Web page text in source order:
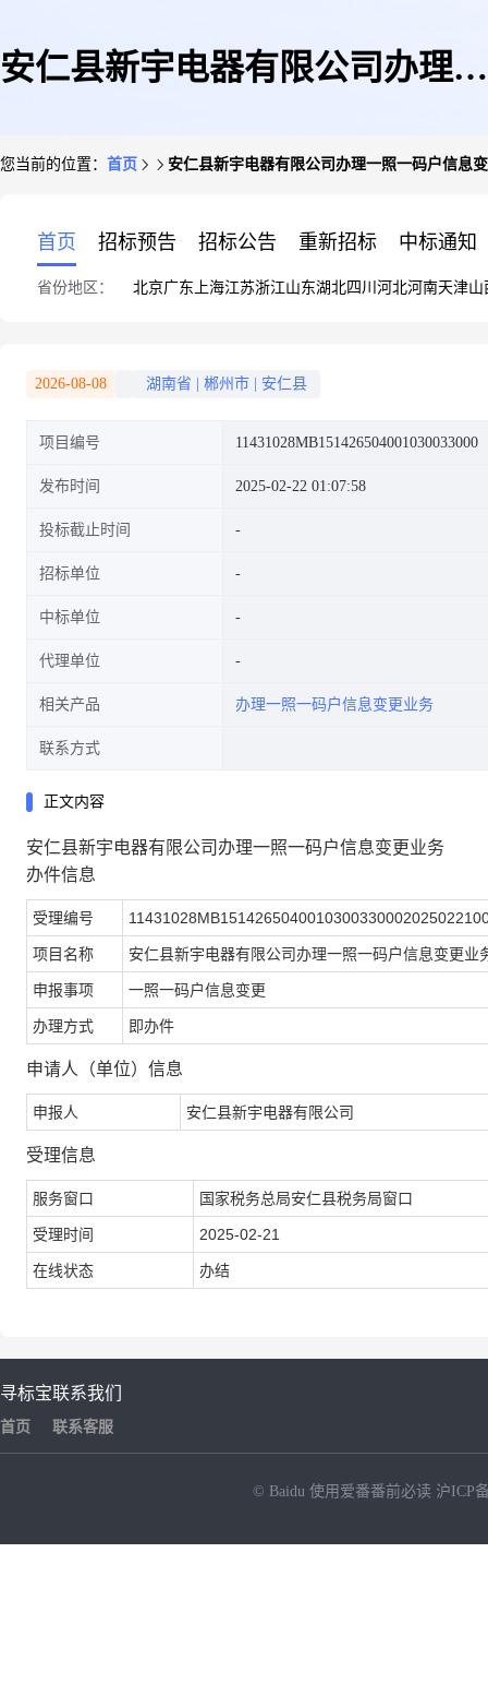
安仁县新宇电器有限公司办理一
您当前的位置： 首页 安仁县新宇电器有限公司办理一照一码户信息
首页 招标预告 招标公告 重新招标 中标通知
省份地区： 北京广东 上海江苏浙江山东湖北四川 河北河南天津山
2026-08-08 湖南省 郴州市 安仁县
项目编号 11431028MB151426504001030033000
发布时间 2025-02-22 01:07:58
投标截止时间
招标单位
中标单位
代理单位
相关产品 办理一照一码户信息变更业务
联系方式
正文内容
安仁县新宇电器有限公司办理一照一码户信息变更业务
办件信息
受理编号
项目名称 安仁县新宇电器有限公司办理一照一码户信息变更业
申报事项 一照一码户信息变更
办理方式 即办件
申请人（单位）信息
申报人 安仁县新宇电器有限公司
受理信息
服务窗口 国家税务总局安仁县税务局窗口
受理时间 2025-02-21
在线状态 办结
寻标宝
首页
联系我们
联系客服
© Baidu 使用爱番番前必读 沪ICP